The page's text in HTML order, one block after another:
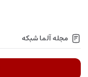
مجله آلما شبکه